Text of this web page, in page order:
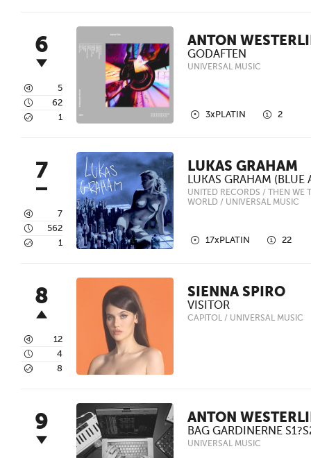
6
3 5
4 62
5 1
ANTON
GODAFTEN
UNIVERSAL MUSIC
2 3xPLATIN 1 2
7
3 7
4 562
5 1
LUKAS GRAHAM
LUKAS GRAHAM (BLUE
UNITED RECORDS / THEN WE
WORLD / UNIVERSAL MUSIC
2 17xPLATIN 1 22
8
3 12
4 4
5 8
SIENNA SPIRO
VISITOR
CAPITOL / UNIVERSAL MUSIC
9 ANTON
BAG GARDINERNE
UNIVERSAL MUSIC